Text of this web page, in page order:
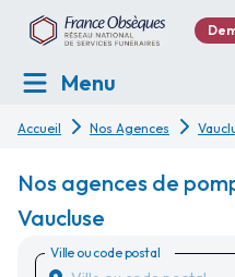
Menu
Accueil Nos Agences
Nos agences de
Vaucluse
Ville ou code postal